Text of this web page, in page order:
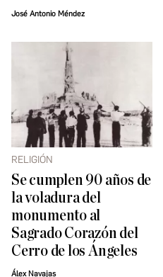
José Antonio Méndez
RELIGIÓN
Se cumplen 90 años de
la voladura del
monumento al
Sagrado Corazón del
Cerro de los Ángeles
Álex Navajas